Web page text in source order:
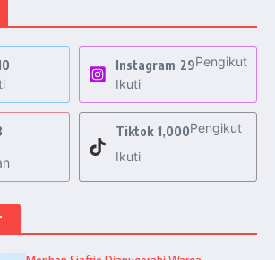
Instagram 29Pengikut
Ikuti
Tiktok 1,000Pengikut
Ikuti